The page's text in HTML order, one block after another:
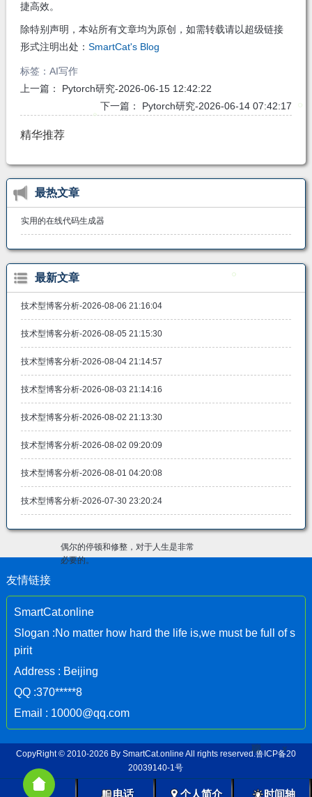
捷高效。
除特别声明，本站所有文章均为原创，如需转载请以超级链接
形式注明出处： SmartCat's Blog
标签： AI写作
上一篇： Pytorch研究-2026-06-15 12:42:22
下一篇： Pytorch研究-2026-06-14 07:42:17
精华推荐
最热文章
实用的在线代码生成器
最新文章
技术型博客分析-2026-08-06 21:16:04
技术型博客分析-2026-08-05 21:15:30
技术型博客分析-2026-08-04 21:14:57
技术型博客分析-2026-08-03 21:14:16
技术型博客分析-2026-08-02 21:13:30
技术型博客分析-2026-08-02 09:20:09
技术型博客分析-2026-08-01 04:20:08
技术型博客分析-2026-07-30 23:20:24
友情链接
SmartCat.online
Slogan :No matter how hard the life is,we must be full of s
pirit
Address : Beijing
QQ :370*****8
Email : 10000@qq.com
CopyRight © 2010-2026 By SmartCat.online All rights reserved.鲁ICP备20
20039140-1号
电话 个人简介 时间轴
偶尔的停顿和修整，对于人生是非常
必要的。
聊 ×